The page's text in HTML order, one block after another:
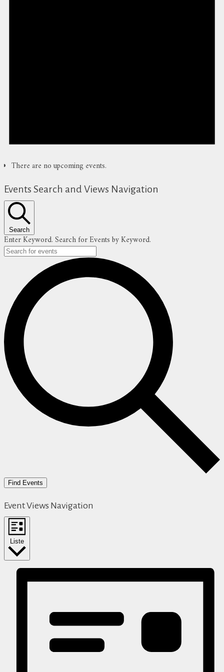
There are no upcoming events.
Events Search and Views Navigation
Search
Enter Keyword. Search for Events by Keyword.
Find Events
Event Views Navigation
Liste